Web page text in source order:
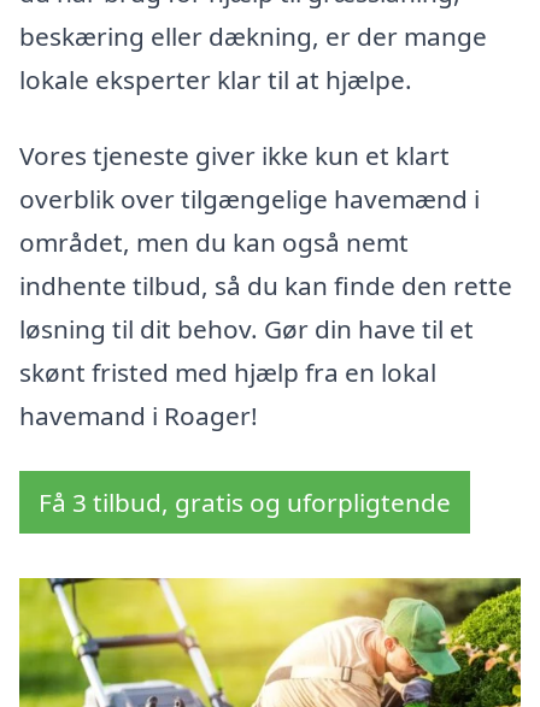
beskæring eller dækning, er der mange
lokale eksperter klar til at hjælpe.
Vores tjeneste giver ikke kun et klart
overblik over tilgængelige havemænd i
området, men du kan også nemt
indhente tilbud, så du kan finde den rette
løsning til dit behov. Gør din have til et
skønt fristed med hjælp fra en lokal
havemand i Roager!
Få 3 tilbud, gratis og uforpligtende